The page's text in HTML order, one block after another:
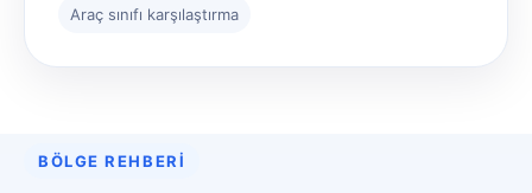
Araç sınıfı karşılaştırma
BÖLGE REHBERI